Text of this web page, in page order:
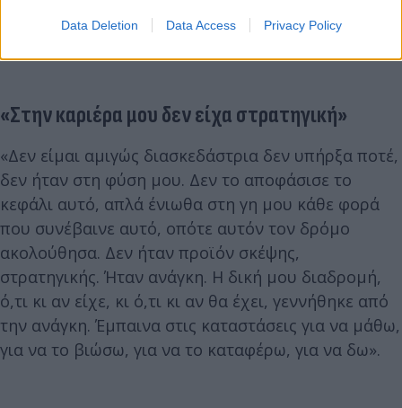
Data Deletion Data Access Privacy Policy
«Στην καριέρα μου δεν είχα στρατηγική»
«Δεν είμαι αμιγώς διασκεδάστρια δεν υπήρξα ποτέ,
δεν ήταν στη φύση μου. Δεν το αποφάσισε το
κεφάλι αυτό, απλά ένιωθα στη γη μου κάθε φορά
που συνέβαινε αυτό, οπότε αυτόν τον δρόμο
ακολούθησα. Δεν ήταν προϊόν σκέψης,
στρατηγικής. Ήταν ανάγκη. Η δική μου διαδρομή,
ό,τι κι αν είχε, κι ό,τι κι αν θα έχει, γεννήθηκε από
την ανάγκη. Έμπαινα στις καταστάσεις για να μάθω,
για να το βιώσω, για να το καταφέρω, για να δω».